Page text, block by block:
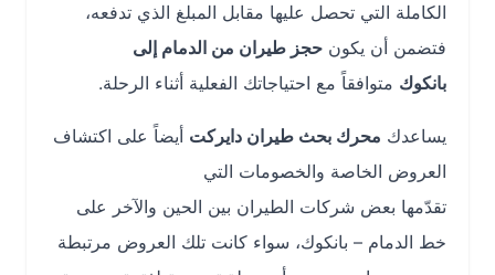
الكاملة التي تحصل عليها مقابل المبلغ الذي تدفعه،
فتضمن أن يكون حجز طيران من الدمام إلى
بانكوكمتوافقاً مع احتياجاتك الفعلية أثناء الرحلة.
يساعدكمحرك بحث طيران دايركتأيضاً على اكتشاف
العروض الخاصة والخصومات التي
تقدّمها بعض شركات الطيران بين الحين والآخر على
خط الدمام – بانكوك، سواء كانت تلك العروض مرتبطة